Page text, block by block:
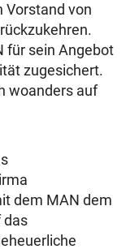
Vorstand von
für sein Angebot
zugesichert.
woanders auf
dem MAN dem
das